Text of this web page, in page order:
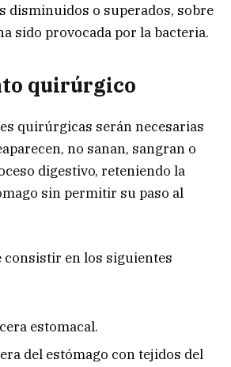
disminuidos o superados, sobre
sido provocada por la bacteria.
quirúrgico
quirúrgicas serán necesarias
no sanan, sangran o
digestivo, reteniendo la
sin permitir su paso al
consistir en los siguientes
estomacal.
del estómago con tejidos del